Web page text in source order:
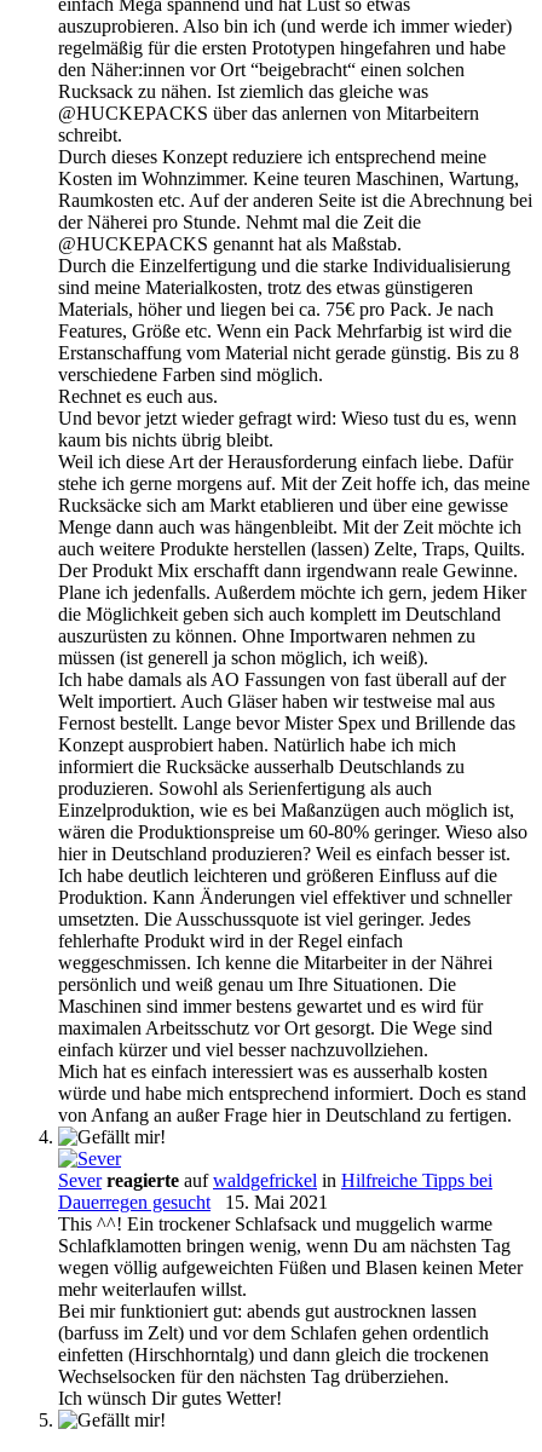
einfach Mega spannend und hat Lust so etwas
auszuprobieren. Also bin ich (und werde ich immer wieder)
regelmäßig für die ersten Prototypen hingefahren und habe
den Näher:innen vor Ort “beigebracht“ einen solchen
Rucksack zu nähen. Ist ziemlich das gleiche was
@HUCKEPACKS über das anlernen von Mitarbeitern
schreibt.
Durch dieses Konzept reduziere ich entsprechend meine
Kosten im Wohnzimmer. Keine teuren Maschinen, Wartung,
Raumkosten etc. Auf der anderen Seite ist die Abrechnung bei
der Näherei pro Stunde. Nehmt mal die Zeit die
@HUCKEPACKS genannt hat als Maßstab.
Durch die Einzelfertigung und die starke Individualisierung
sind meine Materialkosten, trotz des etwas günstigeren
Materials, höher und liegen bei ca. 75€ pro Pack. Je nach
Features, Größe etc. Wenn ein Pack Mehrfarbig ist wird die
Erstanschaffung vom Material nicht gerade günstig. Bis zu 8
verschiedene Farben sind möglich.
Rechnet es euch aus.
Und bevor jetzt wieder gefragt wird: Wieso tust du es, wenn
kaum bis nichts übrig bleibt.
Weil ich diese Art der Herausforderung einfach liebe. Dafür
stehe ich gerne morgens auf. Mit der Zeit hoffe ich, das meine
Rucksäcke sich am Markt etablieren und über eine gewisse
Menge dann auch was hängenbleibt. Mit der Zeit möchte ich
auch weitere Produkte herstellen (lassen) Zelte, Traps, Quilts.
Der Produkt Mix erschafft dann irgendwann reale Gewinne.
Plane ich jedenfalls. Außerdem möchte ich gern, jedem Hiker
die Möglichkeit geben sich auch komplett im Deutschland
auszurüsten zu können. Ohne Importwaren nehmen zu
müssen (ist generell ja schon möglich, ich weiß).
Ich habe damals als AO Fassungen von fast überall auf der
Welt importiert. Auch Gläser haben wir testweise mal aus
Fernost bestellt. Lange bevor Mister Spex und Brillende das
Konzept ausprobiert haben. Natürlich habe ich mich
informiert die Rucksäcke ausserhalb Deutschlands zu
produzieren. Sowohl als Serienfertigung als auch
Einzelproduktion, wie es bei Maßanzügen auch möglich ist,
wären die Produktionspreise um 60-80% geringer. Wieso also
hier in Deutschland produzieren? Weil es einfach besser ist.
Ich habe deutlich leichteren und größeren Einfluss auf die
Produktion. Kann Änderungen viel effektiver und schneller
umsetzten. Die Ausschussquote ist viel geringer. Jedes
fehlerhafte Produkt wird in der Regel einfach
weggeschmissen. Ich kenne die Mitarbeiter in der Nährei
persönlich und weiß genau um Ihre Situationen. Die
Maschinen sind immer bestens gewartet und es wird für
maximalen Arbeitsschutz vor Ort gesorgt. Die Wege sind
einfach kürzer und viel besser nachzuvollziehen.
Mich hat es einfach interessiert was es ausserhalb kosten
würde und habe mich entsprechend informiert. Doch es stand
von Anfang an außer Frage hier in Deutschland zu fertigen.
Sever reagierte aufwaldgefrickel in Hilfreiche Tipps bei
Dauerregen gesucht
15. Mai 2021
This ^^! Ein trockener Schlafsack und muggelich warme
Schlafklamotten bringen wenig, wenn Du am nächsten Tag
wegen völlig aufgeweichten Füßen und Blasen keinen Meter
mehr weiterlaufen willst.
Bei mir funktioniert gut: abends gut austrocknen lassen
(barfuss im Zelt) und vor dem Schlafen gehen ordentlich
einfetten (Hirschhorntalg) und dann gleich die trockenen
Wechselsocken für den nächsten Tag drüberziehen.
Ich wünsch Dir gutes Wetter!